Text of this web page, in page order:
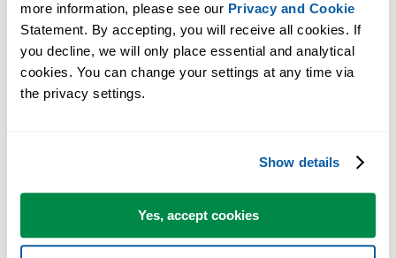
more information, please see our Privacy and Cookie
Statement. By accepting, you will receive all cookies. If
you decline, we will only place essential and analytical
cookies. You can change your settings at any time via
the privacy settings.
Show details
Yes, accept cookies
ASAP Utilities te ayuda a ahorrar tiempo y a hacer cosas que Excel
por sí solo no puede hacer.
Puede empezar de inmediato. No se necesita formación.
La mayoría de los usuarios empiezan con unas pocas herramientas.
Utilizado por equipos en más de 28.500 organizaciones.